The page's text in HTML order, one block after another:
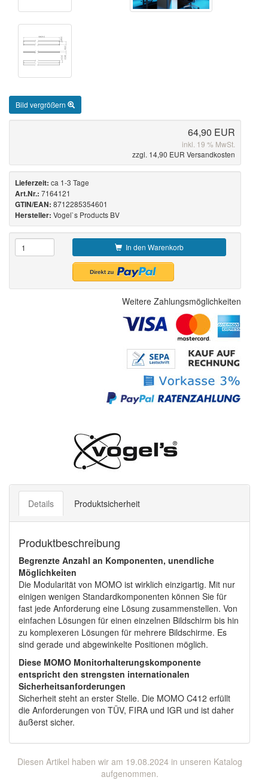
Bild vergrößern
64,90 EUR
inkl. 19 % MwSt.
zzgl. 14,90 EUR Versandkosten
Lieferzeit: ca 1-3 Tage
Art.Nr.: 7164121
GTIN/EAN: 8712285354601
Hersteller: Vogel`s Products BV
In den Warenkorb
Weitere Zahlungsmöglichkeiten
Details Produktsicherheit
Produktbeschreibung
Begrenzte Anzahl an Komponenten, unendliche
Möglichkeiten
Die Modularität von MOMO ist wirklich einzigartig. Mit nur
einigen wenigen Standardkomponenten können Sie für
fast jede Anforderung eine Lösung zusammenstellen. Von
einfachen Lösungen für einen einzelnen Bildschirm bis hin
zu komplexeren Lösungen für mehrere Bildschirme. Es
sind gerade und abgewinkelte Positionen möglich.
Diese MOMO Monitorhalterungskomponente
entspricht den strengsten internationalen
Sicherheitsanforderungen
Sicherheit steht an erster Stelle. Die MOMO C412 erfüllt
die Anforderungen von TÜV, FIRA und IGR und ist daher
äußerst sicher.
Diesen Artikel haben wir am 19.08.2024 in unseren Katalog
aufgenommen.